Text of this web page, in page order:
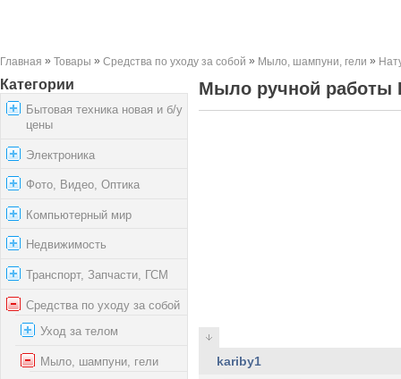
Главная » Товары » Средства по уходу за собой » Мыло, шампуни, гели »
Категории
Бытовая техника новая и б/у
цены
Электроника
Фото, Видео, Оптика
Компьютерный мир
Недвижимость
Транспорт, Запчасти, ГСМ
Средства по уходу за собой
Уход за телом
Мыло, шампуни, гели
Мыло ручной работы
kariby1